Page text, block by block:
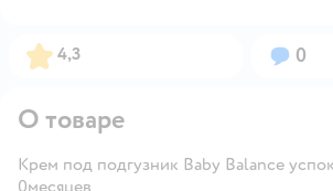
Рейтинг:
4,3 Вопросов:
0
О товаре
Крем под подгузник Baby Balance
0месяцев